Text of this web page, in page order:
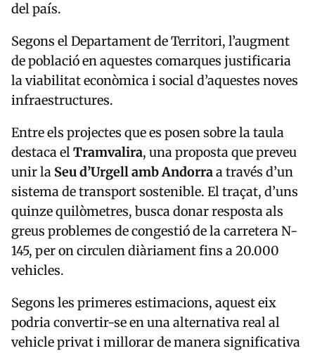
del país.
Segons el Departament de Territori, l’augment
de població en aquestes comarques justificaria
la viabilitat econòmica i social d’aquestes noves
infraestructures.
Entre els projectes que es posen sobre la taula
destaca elTramvalira, una proposta que preveu
unir la Seu d’Urgell amb Andorraa través d’un
sistema de transport sostenible. El traçat, d’uns
quinze quilòmetres, busca donar resposta als
greus problemes de congestió de la carretera N-
145, per on circulen diàriament fins a 20.000
vehicles.
Segons les primeres estimacions, aquest eix
podria convertir-se en una alternativa real al
vehicle privat i millorar de manera significativa